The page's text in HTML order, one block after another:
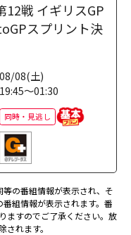
戦 イギリスGP
スプリント決
08/08(土)
19:45～01:30
同時・見逃し
の番組情報が表示され、そ
組情報が表示されます。番
ますのでご了承ください。放
れます。